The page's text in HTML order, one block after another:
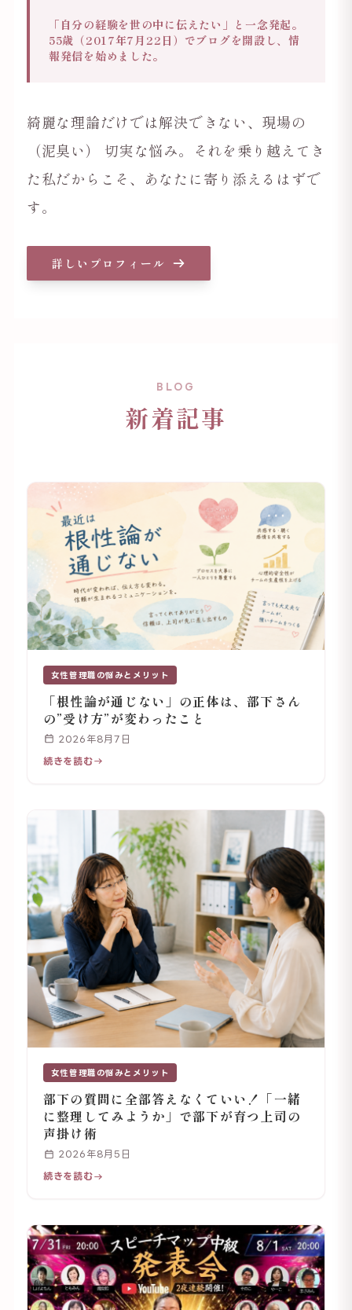
「自分の経験を世の中に伝えたい」と一念発起。
55歳（2017年7月22日）でブログを開設し、情
報発信を始めました。
綺麗な理論だけでは解決できない、現場の
（泥臭い） 切実な悩み。
それを乗り越えてき
た私だからこそ、あなたに寄り添えるはずで
す。
詳しいプロフィール
BLOG
新着記事
女性管理職の悩みとメリット
「根性論が通じない」の正体は、部下さん
の”受け方”が変わったこと
2026年8月7日
続きを読む
女性管理職の悩みとメリット
部下の質問に全部答えなくていい！「一緒
に整理してみようか」で部下が育つ上司の
声掛け術
2026年8月5日
続きを読む